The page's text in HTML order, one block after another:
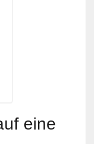
eine